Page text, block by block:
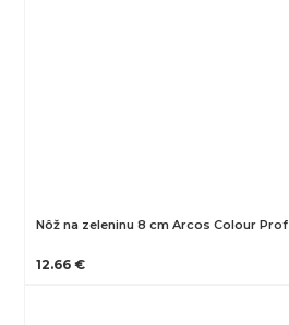
Nôž na zeleninu 8 cm Arcos Colour Prof
12.66 €